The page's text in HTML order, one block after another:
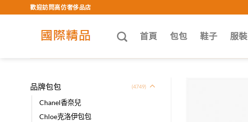
to
歡迎訪問高仿奢侈品店
首頁 包包 鞋子 服裝
品牌包包 (4749)
Chanel香奈兒
Chloe克洛伊包包